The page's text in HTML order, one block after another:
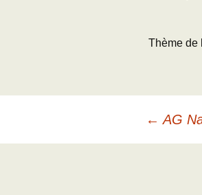
Thème de
Navigation
← AG